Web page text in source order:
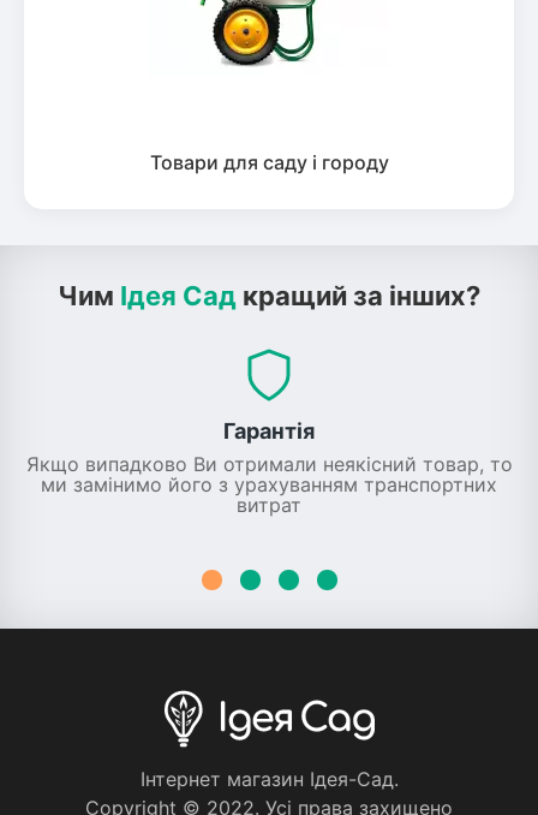
Товари для саду і городу
Чим Ідея Сад кращий за інших?
Гарантія
Якщо випадково Ви отримали неякісний товар, то
ми замінимо його з урахуванням транспортних
витрат
Iнтернет магазин Iдея-Сад.
Copyright © 2022. Усi права захищено